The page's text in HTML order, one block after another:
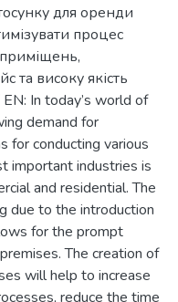
для оренди
процес
та високу якість
In today’s world of
demand for
for conducting various
important industries is
and residential. The
due to the introduction
for the prompt
The creation of
will help to increase
reduce the time